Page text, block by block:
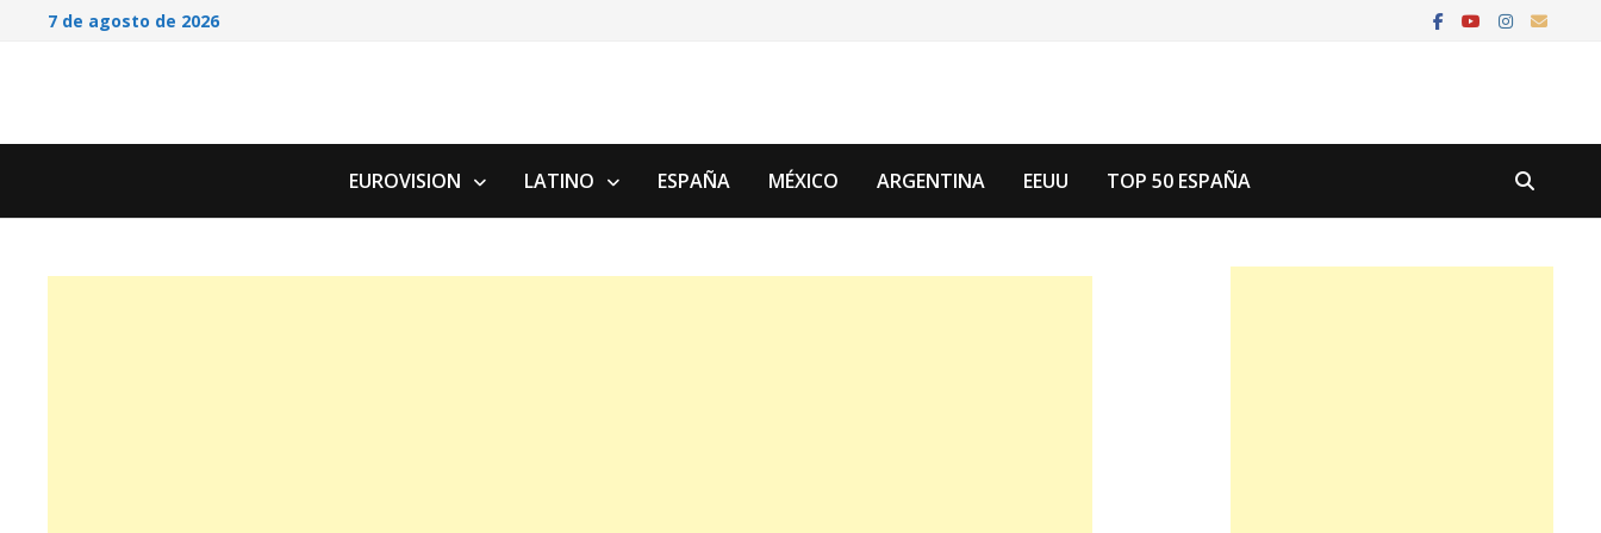
Saltar7 de agosto de 2026
EUROVISION LATINO ESPAÑA MÉXICO ARGENTINA EEUU TOP 50 ESPAÑA